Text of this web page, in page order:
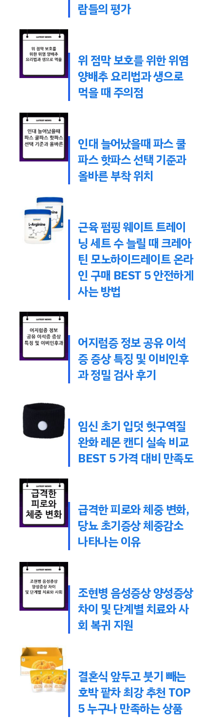
람들의 평가
위 점막 보호를 위한 위염
양배추 요리법과 생으로
먹을 때 주의점
인대 늘어났을때 파스 쿨
파스 핫파스 선택 기준과
올바른 부착 위치
근육 펌핑 웨이트 트레이
닝 세트 수 늘릴 때 크레아
틴 모노하이드레이트 온라
인 구매 BEST 5 안전하게
사는 방법
어지럼증 정보 공유 이석
증 증상 특징 및 이비인후
과 정밀 검사 후기
임신 초기 입덧 헛구역질
완화 레몬 캔디 실속 비교
BEST 5 가격 대비 만족도
급격한 피로와 체중 변화,
당뇨 초기증상 체중감소
나타나는 이유
조현병 음성증상 양성증상
차이 및 단계별 치료와 사
회 복귀 지원
결혼식 앞두고 붓기 빼는
호박 팥차 최강 추천 TOP
5 누구나 만족하는 상품